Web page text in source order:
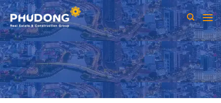
Skip
to
content